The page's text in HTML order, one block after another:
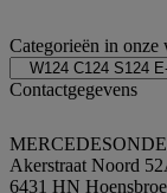
Categorieën in onze
Contactgegevens
Akerstraat Noord
6431 HN